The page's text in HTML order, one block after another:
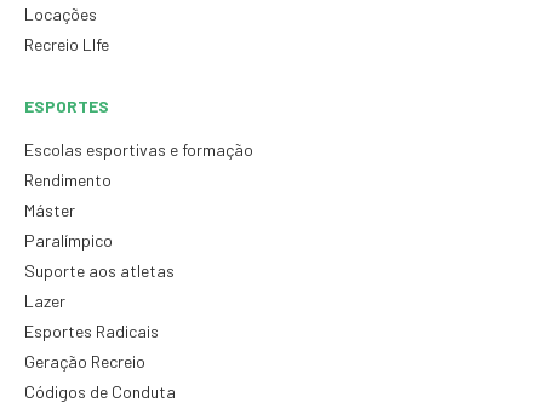
Locações
Recreio LIfe
ESPORTES
Escolas esportivas e formação
Rendimento
Máster
Paralímpico
Suporte aos atletas
Lazer
Esportes Radicais
Geração Recreio
Códigos de Conduta